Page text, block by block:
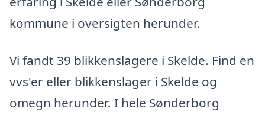
kommune i oversigten herunder.
Vi fandt 39 blikkenslagere i Skelde. Find en
vvs'er eller blikkenslager i Skelde og
omegn herunder. I hele Sønderborg